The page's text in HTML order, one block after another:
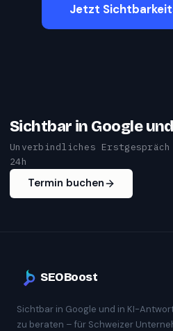
Jetzt
Sichtbar in Google
Unverbindliches
24h
Termin buchen
SEOBoost
Sichtbar in Google und in KI-
zu beraten – für Schweizer